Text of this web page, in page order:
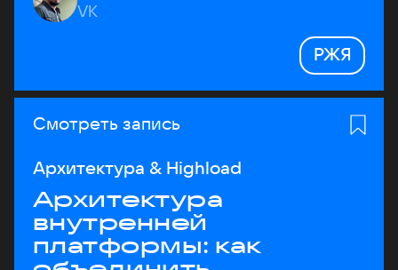
VK
РЖЯ
Смотреть запись
Архитектура & Highload
Архитектура
внутренней
платформы: как